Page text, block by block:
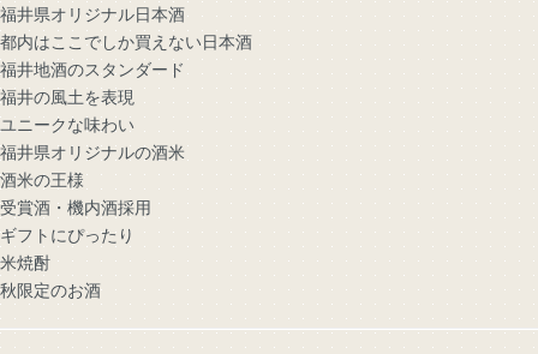
福井県オリジナル日本酒
都内はここでしか買えない日本酒
福井地酒のスタンダード
福井の風土を表現
ユニークな味わい
福井県オリジナルの酒米
酒米の王様
受賞酒・機内酒採用
ギフトにぴったり
米焼酎
秋限定のお酒